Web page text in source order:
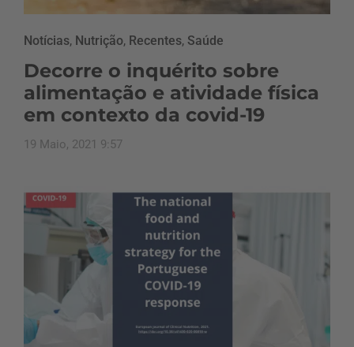
Notícias, Nutrição, Recentes, Saúde
Decorre o inquérito sobre
alimentação e atividade física
em contexto da covid-19
19 Maio, 2021 9:57